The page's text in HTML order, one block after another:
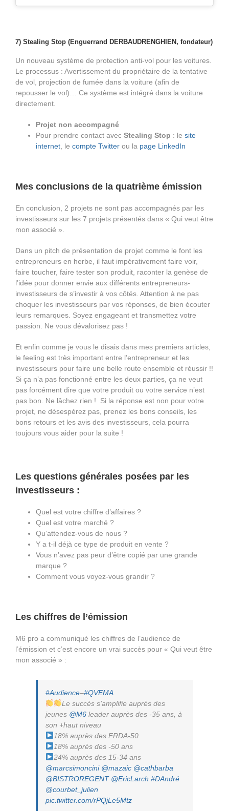
7) Stealing Stop (Enguerrand DERBAUDRENGHIEN, fondateur)
Un nouveau système de protection anti-vol pour les voitures.
Le processus : Avertissement du propriétaire de la tentative
de vol, projection de fumée dans la voiture (afin de
repousser le vol)… Ce système est intégré dans la voiture
directement.
Projet non accompagné
Pour prendre contact avec Stealing Stop : le site
internet , le compte Twitter ou la page LinkedIn
Mes conclusions de la quatrième émission
En conclusion, 2 projets ne sont pas accompagnés par les
investisseurs sur les 7 projets présentés dans « Qui veut être
mon associé ».
Dans un pitch de présentation de projet comme le font les
entrepreneurs en herbe, il faut impérativement faire voir,
faire toucher, faire tester son produit, raconter la genèse de
l’idée pour donner envie aux différents entrepreneurs-
investisseurs de s’investir à vos côtés. Attention à ne pas
choquer les investisseurs par vos réponses, de bien écouter
leurs remarques. Soyez engageant et transmettez votre
passion. Ne vous dévalorisez pas !
Et enfin comme je vous le disais dans mes premiers articles,
le feeling est très important entre l’entrepreneur et les
investisseurs pour faire une belle route ensemble et réussir !!
Si ça n’a pas fonctionné entre les deux parties, ça ne veut
pas forcément dire que votre produit ou votre service n’est
pas bon. Ne lâchez rien ! Si la réponse est non pour votre
projet, ne désespérez pas, prenez les bons conseils, les
bons retours et les avis des investisseurs, cela pourra
toujours vous aider pour la suite !
Les questions générales posées par les
investisseurs :
Quel est votre chiffre d’affaires ?
Quel est votre marché ?
Qu’attendez-vous de nous ?
Y a t-il déjà ce type de produit en vente ?
Vous n’avez pas peur d’être copié par une grande
marque ?
Comment vous voyez-vous grandir ?
Les chiffres de l’émission
M6 pro a communiqué les chiffres de l’audience de
l’émission et c’est encore un vrai succès pour « Qui veut être
mon associé » :
#Audience–#QVEMA
Le succès s’amplifie auprès des
jeunes @M6 leader auprès des -35 ans, à
son +haut niveau
18% auprès des FRDA-50
18% auprès des -50 ans
24% auprès des 15-34 ans
@marcsimoncini @mazaic @cathbarba
@BISTROREGENT @EricLarch #DAndré
@courbet_julien
pic.twitter.com/rPQjLe5Mtz